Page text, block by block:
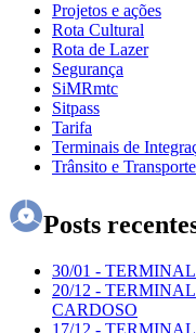
Projetos e ações
Rota Cultural
Rota de Lazer
Segurança
SiMRmtc
Sitpass
Tarifa
Terminais de
Trânsito e Transporte
Posts
30/01 -
20/12 -
CARDOSO
17/12 -